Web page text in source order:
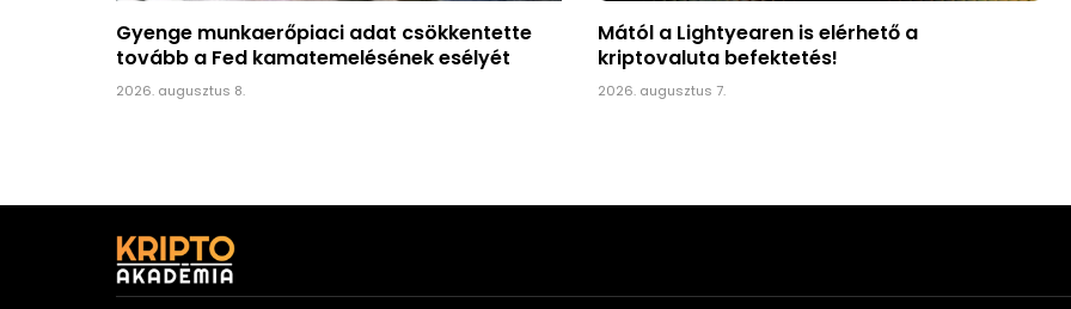
Gyenge munkaerőpiaci adat csökkentette
tovább a Fed kamatemelésének esélyét
2026. augusztus 8.
Mától a Lightyearen is elérhető a
kriptovaluta befektetés!
2026. augusztus 7.